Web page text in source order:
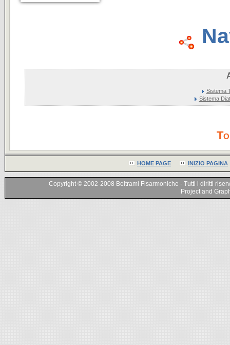
Sistema
Sistema
HOME PAGE INIZIO PAGINA
Copyright © 2002-2008 Beltrami Fisarmoniche - Tutti i diritti
Project and